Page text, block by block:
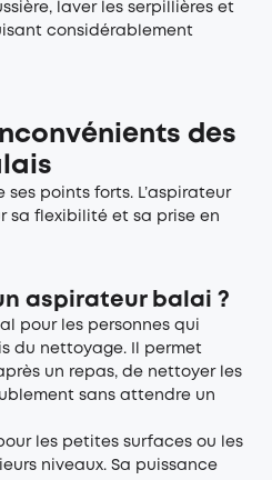
laver les serpillières et
considérablement
des
points forts. L’aspirateur
sa flexibilité et sa prise en
aspirateur balai ?
pour les personnes qui
du nettoyage. Il permet
un repas, de nettoyer les
sans attendre un
les petites surfaces ou les
niveaux. Sa puissance